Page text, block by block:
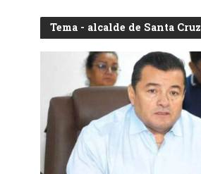
Tema - alcalde de Santa Cruz